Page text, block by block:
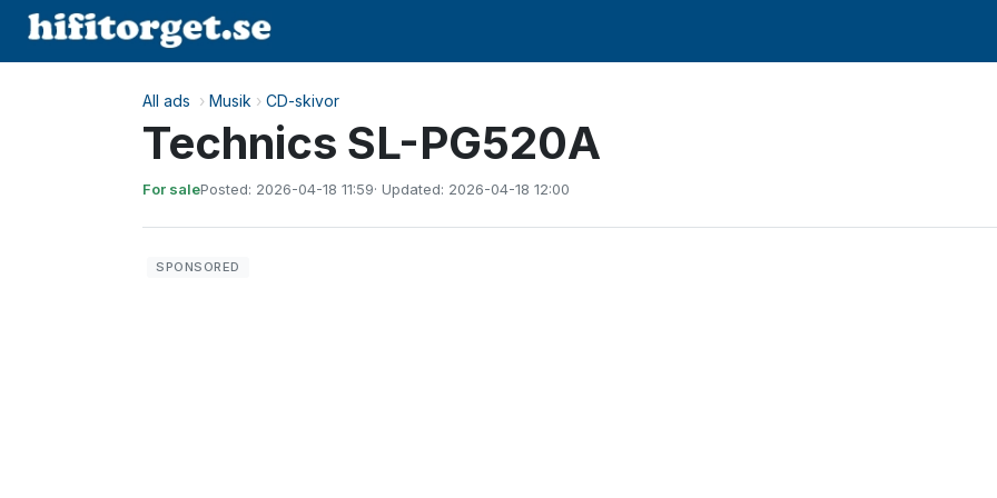
All ads › Musik › CD-skivor
Technics SL-PG520A
For salePosted: 2026-04-18 11:59· Updated: 2026-04-18 12:00